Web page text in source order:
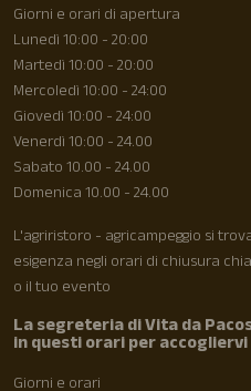
Giorni e orari di apertura
Lunedì 10:00 - 20:00
Martedì 10:00 - 20:00
Mercoledì 10:00 - 24:00
Giovedì 10:00 - 24:00
Venerdì 10:00 - 24.00
Sabato 10.00 - 24.00
Domenica 10.00 - 24.00
L'agriristoro - agricampeggio si
esigenza negli orari di chiusura
o il tuo evento
La segreteria di Vita da
in questi orari per accogliervi
Giorni e orari